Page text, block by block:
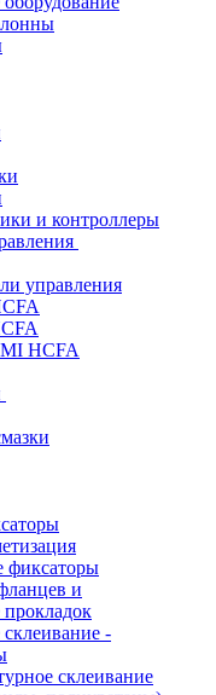
и контроллеры
управления
HCFA
фиксаторы
и
-
склеивание